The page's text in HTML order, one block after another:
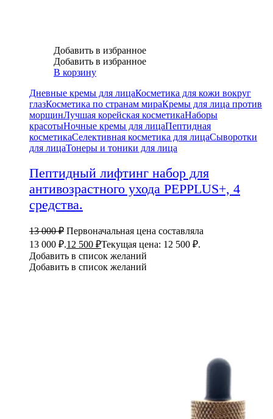
Добавить в избранное
Добавить в избранное
В корзину
Дневные кремы для лицаКосметика для кожи вокруг
глазКосметика по странам мираКремы для лица против
морщинЛучшая корейская косметикаНаборы
красотыНочные кремы для лицаПептидная
косметикаСелективная косметика для лицаСыворотки
для лицаТонеры и тоники для лица
Пептидный лифтинг набор для
антивозрастного ухода PEPPLUS+, 4
средства.
13 000₽ Первоначальная цена составляла
13 000 ₽.12 500 ₽Текущая цена: 12 500 ₽.
Добавить в список желаний
Добавить в список желаний